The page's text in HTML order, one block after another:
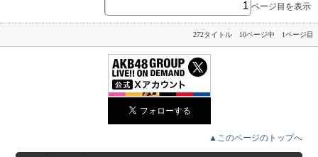
ページ目を表示
272タイトル 10ページ中 1ページ目
▲このページのトップへ